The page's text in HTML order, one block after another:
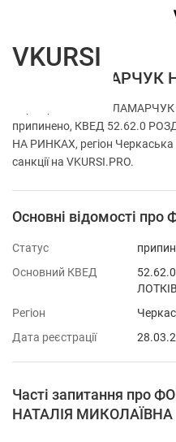
ФОП ПАЛАМАРЧУК
Перевірка ФОП
припинено, КВЕД 52.62.0
НА РИНКАХ, регіон Черкаська
санкції на VKURSI.PRO.
Основні відомості про
Статус
Основний КВЕД
Регіон
Дата реєстрації
Часті запитання про
НАТАЛІЯ МИКОЛАЇВНА
VKURSI